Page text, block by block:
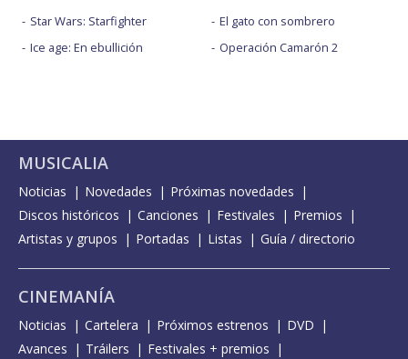
Star Wars: Starfighter
Ice age: En ebullición
El gato con sombrero
Operación Camarón 2
MUSICALIA
Noticias Novedades
Próximas novedades
Discos históricos
Canciones Festivales
Premios
Artistas y grupos
Portadas Listas Guía / directorio
CINEMANÍA
Noticias Cartelera Próximos estrenos
DVD
Avances
Tráilers Festivales + premios